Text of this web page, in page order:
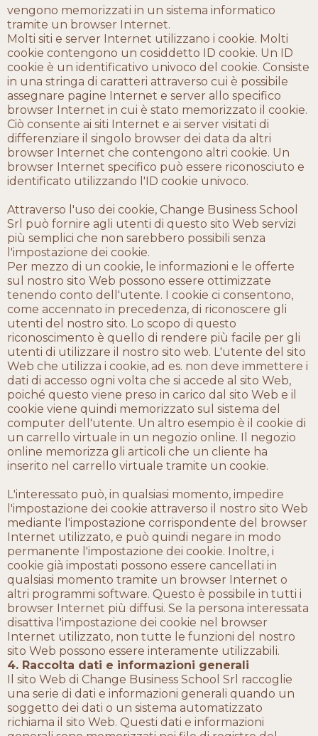
vengono memorizzati in un sistema informatico
tramite un browser Internet.
Molti siti e server Internet utilizzano i cookie. Molti
cookie contengono un cosiddetto ID cookie. Un ID
cookie è un identificativo univoco del cookie. Consiste
in una stringa di caratteri attraverso cui è possibile
assegnare pagine Internet e server allo specifico
browser Internet in cui è stato memorizzato il cookie.
Ciò consente ai siti Internet e ai server visitati di
differenziare il singolo browser dei data da altri
browser Internet che contengono altri cookie. Un
browser Internet specifico può essere riconosciuto e
identificato utilizzando l'ID cookie univoco.
Attraverso l'uso dei cookie, Change Business School
Srl può fornire agli utenti di questo sito Web servizi
più semplici che non sarebbero possibili senza
l'impostazione dei cookie.
Per mezzo di un cookie, le informazioni e le offerte
sul nostro sito Web possono essere ottimizzate
tenendo conto dell'utente. I cookie ci consentono,
come accennato in precedenza, di riconoscere gli
utenti del nostro sito. Lo scopo di questo
riconoscimento è quello di rendere più facile per gli
utenti di utilizzare il nostro sito web. L'utente del sito
Web che utilizza i cookie, ad es. non deve immettere i
dati di accesso ogni volta che si accede al sito Web,
poiché questo viene preso in carico dal sito Web e il
cookie viene quindi memorizzato sul sistema del
computer dell'utente. Un altro esempio è il cookie di
un carrello virtuale in un negozio online. Il negozio
online memorizza gli articoli che un cliente ha
inserito nel carrello virtuale tramite un cookie.
L'interessato può, in qualsiasi momento, impedire
l'impostazione dei cookie attraverso il nostro sito Web
mediante l'impostazione corrispondente del browser
Internet utilizzato, e può quindi negare in modo
permanente l'impostazione dei cookie. Inoltre, i
cookie già impostati possono essere cancellati in
qualsiasi momento tramite un browser Internet o
altri programmi software. Questo è possibile in tutti i
browser Internet più diffusi. Se la persona interessata
disattiva l'impostazione dei cookie nel browser
Internet utilizzato, non tutte le funzioni del nostro
sito Web possono essere interamente utilizzabili.
4. Raccolta dati e informazioni generali
Il sito Web di Change Business School Srl raccoglie
una serie di dati e informazioni generali quando un
soggetto dei dati o un sistema automatizzato
richiama il sito Web. Questi dati e informazioni